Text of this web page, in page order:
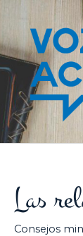
contenido
Las
Consejos